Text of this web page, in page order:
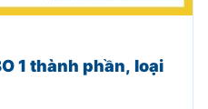
1 thành phần, loại